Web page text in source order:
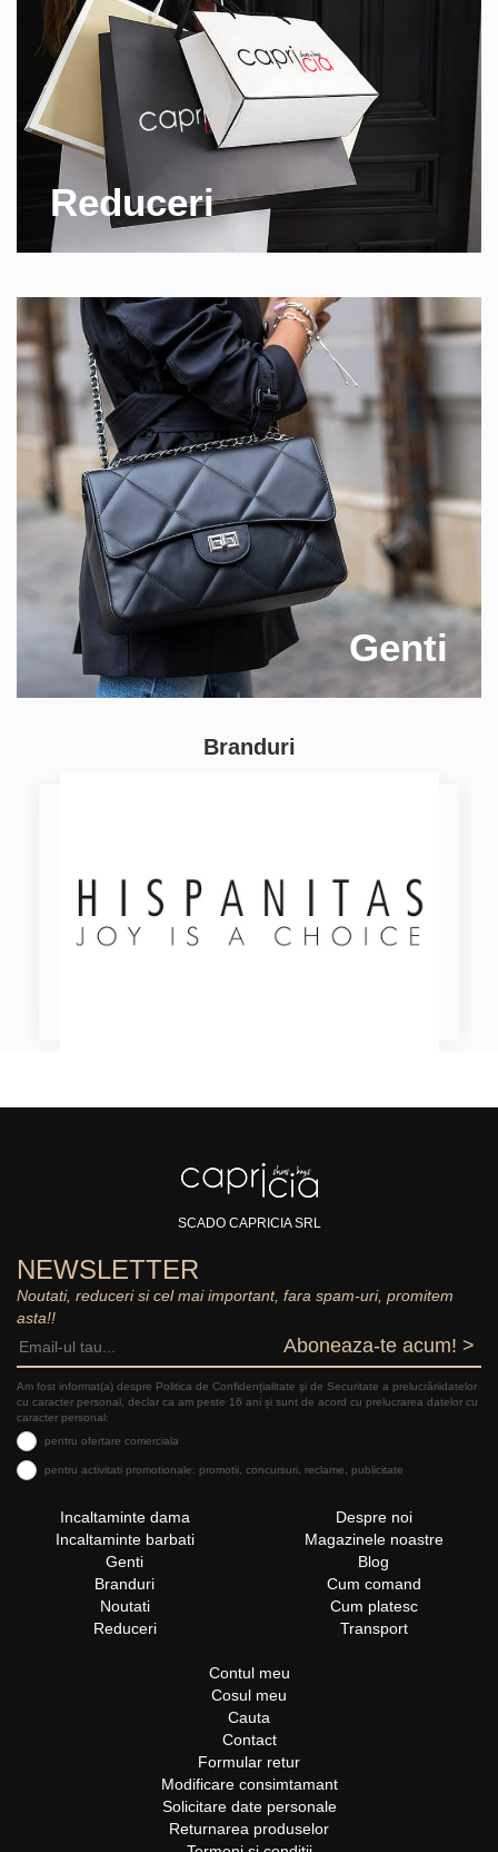
Reduceri
Genti
Branduri
SCADO CAPRICIA SRL
NEWSLETTER
Noutati, reduceri si cel mai important, fara spam-uri, promitem
asta!!
Aboneaza-te acum! >
Am fost informat(a) despre Politica de Confidențialitate şi de Securitate a prelucrăriidatelor
cu caracter personal, declar ca am peste 16 ani și sunt de acord cu prelucrarea datelor cu
caracter personal:
pentru ofertare comerciala
pentru activitati promotionale: promotii, concursuri, reclame, publicitate
Incaltaminte dama
Incaltaminte barbati
Genti
Branduri
Noutati
Reduceri
Despre noi
Magazinele noastre
Blog
Cum comand
Cum platesc
Transport
Contul meu
Cosul meu
Cauta
Contact
Formular retur
Modificare consimtamant
Solicitare date personale
Returnarea produselor